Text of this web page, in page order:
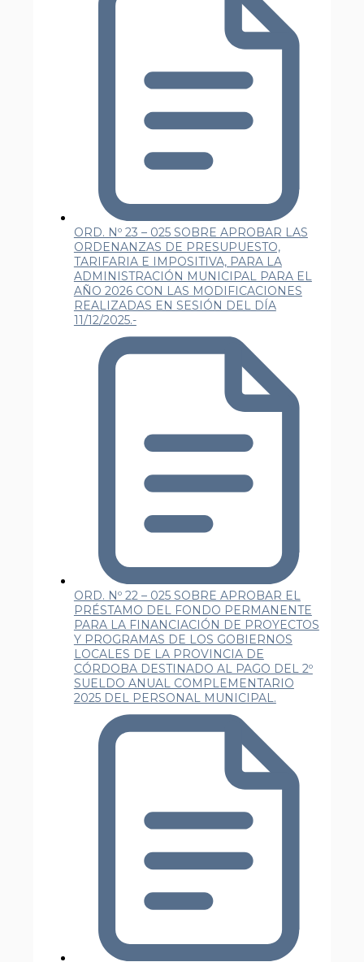
ORD. Nº 23 – 025 SOBRE APROBAR LAS
ORDENANZAS DE PRESUPUESTO,
TARIFARIA E IMPOSITIVA, PARA LA
ADMINISTRACIÓN MUNICIPAL PARA EL
AÑO 2026 CON LAS MODIFICACIONES
REALIZADAS EN SESIÓN DEL DÍA
11/12/2025.-
ORD. Nº 22 – 025 SOBRE APROBAR EL
PRÉSTAMO DEL FONDO PERMANENTE
PARA LA FINANCIACIÓN DE PROYECTOS
Y PROGRAMAS DE LOS GOBIERNOS
LOCALES DE LA PROVINCIA DE
CÓRDOBA DESTINADO AL PAGO DEL 2º
SUELDO ANUAL COMPLEMENTARIO
2025 DEL PERSONAL MUNICIPAL.